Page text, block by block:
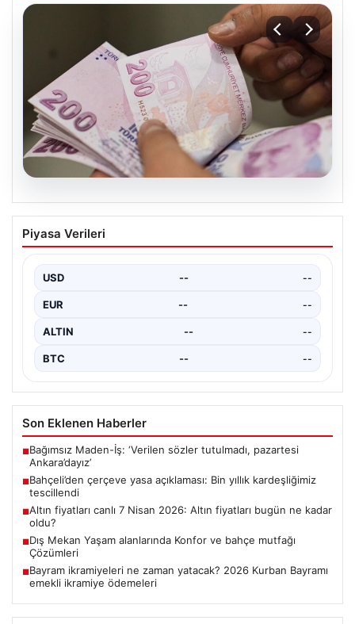
04.08.2026
Bayram ikramiyeleri ne zaman yatacak?
2026 Kurban Bayramı emekli ikramiye
Piyasa Verileri
USD -- --
EUR -- --
ALTIN -- --
BTC -- --
Son Eklenen Haberler
■Bağımsız Maden-İş: ‘Verilen sözler tutulmadı, pazartesi
Ankara’dayız’
■Bahçeli’den çerçeve yasa açıklaması: Bin yıllık kardeşliğimiz
tescillendi
■Altın fiyatları canlı 7 Nisan 2026: Altın fiyatları bugün ne kadar
oldu?
■Dış Mekan Yaşam alanlarında Konfor ve bahçe mutfağı
Çözümleri
■Bayram ikramiyeleri ne zaman yatacak? 2026 Kurban Bayramı
emekli ikramiye ödemeleri